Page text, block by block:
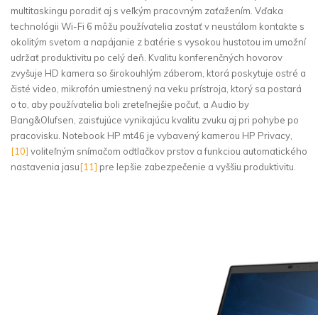
multitaskingu poradiť aj s veľkým pracovným zaťažením. Vďaka
technológii Wi-Fi 6 môžu používatelia zostať v neustálom kontakte s
okolitým svetom a napájanie z batérie s vysokou hustotou im umožní
udržať produktivitu po celý deň. Kvalitu konferenčných hovorov
zvyšuje HD kamera so širokouhlým záberom, ktorá poskytuje ostré a
čisté video, mikrofón umiestnený na veku prístroja, ktorý sa postará
o to, aby používatelia boli zreteľnejšie počuť, a Audio by
Bang&Olufsen, zaisťujúce vynikajúcu kvalitu zvuku aj pri pohybe po
pracovisku. Notebook HP mt46 je vybavený kamerou HP Privacy,
[10] voliteľným snímačom odtlačkov prstov a funkciou automatického
nastavenia jasu[11] pre lepšie zabezpečenie a vyššiu produktivitu.